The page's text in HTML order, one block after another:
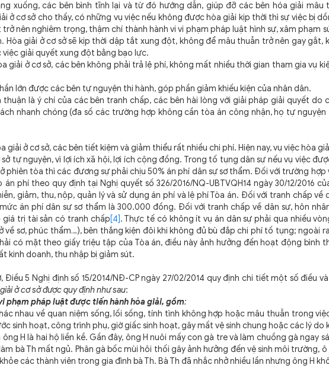
xuống, các bên bình tĩnh lại và từ đó hướng dẫn, giúp đỡ các bên hóa giải mâu
ở cơ sở cho thấy, có những vụ việc nếu không được hòa giải kịp thời thì sự việc bị
nên nghiêm trọng, thậm chí thành hành vi vi phạm pháp luật hình sự, xâm phạm
Hòa giải ở cơ sở sẽ kịp thời dập tắt xung đột, không để mâu thuẫn trở nên gay gắt,
giải quyết xung đột bằng bạo lực.
giải ở cơ sở, các bên không phải trả lệ phí, không mất nhiều thời gian tham gia vụ
lớn được các bên tự nguyện thi hành, góp phần giảm khiếu kiện của nhân dân.
là ý chí của các bên tranh chấp, các bên hài lòng với giải pháp giải quyết do
nhanh chóng (đa số các trường hợp không cần tòa án công nhận, họ tự
giải ở cơ sở, các bên tiết kiệm và giảm thiểu rất nhiều chi phí. Hiện nay, vụ việc hòa
tự nguyện, vì lợi ích xã hội, lợi ích cộng đồng. Trong tố tụng dân sự nếu vụ việc
phiên tòa thì các đương sự phải chịu 50% án phí dân sự sơ thẩm. Đối với trường hợp
phí theo quy định tại Nghị quyết số 326/2016/NQ-UBTVQH14 ngày 30/12/2016
giảm, thu, nộp, quản lý và sử dụng án phí và lệ phí Tòa án. Đối với tranh chấp về
án phí dân sự sơ thẩm là 300.000 đồng. Đối với tranh chấp về dân sự, hôn
trị tài sản có tranh chấp[4]. Thực tế có không ít vụ án dân sự phải qua nhiều
về sơ, phúc thẩm…), bên thắng kiện đôi khi không đủ bù đắp chi phí tố tụng; ngoài
có mặt theo giấy triệu tập của Tòa án, điều này ảnh hưởng đến hoạt động bình
kinh doanh, thu nhập bị giảm sút.
Điều 5 Nghị định số 15/2014/NĐ-CP ngày 27/02/2014 quy định chi tiết một số điều
ở cơ sở được quy định như sau:
phạm pháp luật được tiến hành hòa giải, gồm:
nhau về quan niệm sống, lối sống, tính tình không hợp hoặc mâu thuẫn trong
sinh hoạt, công trình phụ, giờ giấc sinh hoạt, gây mất vệ sinh chung hoặc các lý do
ông H là hai hộ liền kề. Gần đây, ông H nuôi mấy con gà tre và làm chuồng gà ngay
bà Th mất ngủ. Phân gà bốc mùi hôi thối gây ảnh hưởng đến vệ sinh môi trường,
các thành viên trong gia đình bà Th. Bà Th đã nhắc nhở nhiều lần nhưng ông H